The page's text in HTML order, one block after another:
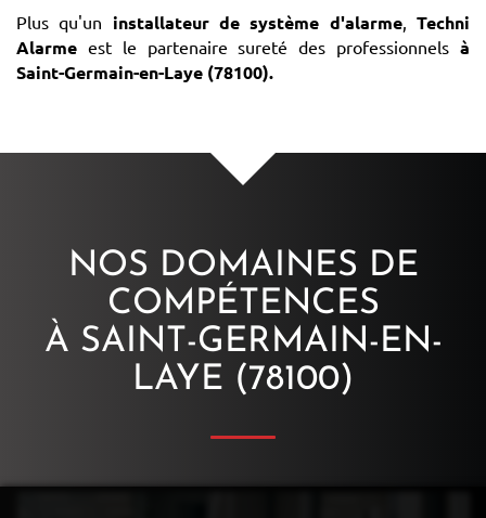
Plus qu'un installateur de système d'alarme,Techni
Alarme est le partenaire sureté des professionnels à
Saint-Germain-en-Laye (78100).
NOS DOMAINES DE
COMPÉTENCES
À SAINT-GERMAIN-EN-
LAYE (78100)